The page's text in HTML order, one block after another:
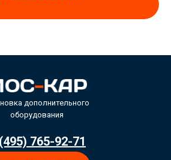
765-92-71
дополнительного
оборудования